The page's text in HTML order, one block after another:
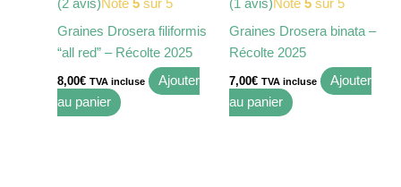
Note 5sur 5
(2 avis)
Graines Drosera filiformis
“all red” – Récolte 2025
8,00€ TVA incluse
Ajouter
au panier
Note 5sur 5
(1 avis)
Graines Drosera binata –
Récolte 2025
7,00€ TVA incluse
Ajouter
au panier